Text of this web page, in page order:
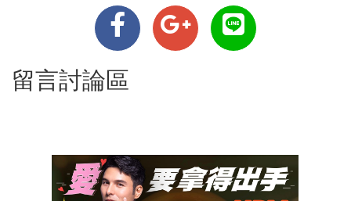
留言討論區